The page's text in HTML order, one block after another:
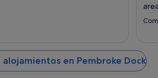
alojamientos en Pembroke Dock